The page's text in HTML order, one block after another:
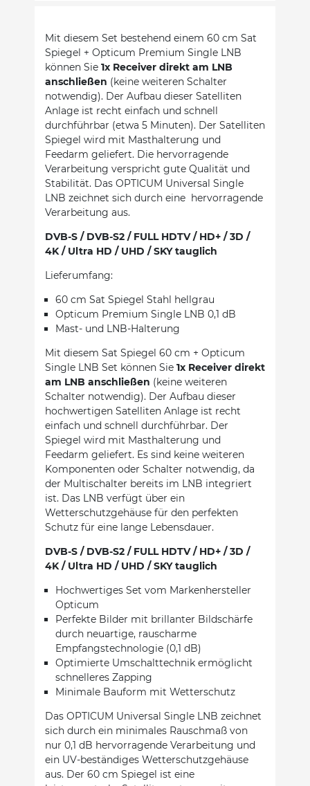
Mit diesem Set bestehend einem 60 cm Sat
Spiegel + Opticum Premium Single LNB
können Sie 1x Receiver direkt am LNB
anschließen (keine weiteren Schalter
notwendig). Der Aufbau dieser Satelliten
Anlage ist recht einfach und schnell
durchführbar (etwa 5 Minuten). Der Satelliten
Spiegel wird mit Masthalterung und
Feedarm geliefert. Die hervorragende
Verarbeitung verspricht gute Qualität und
Stabilität. Das OPTICUM Universal Single
LNB zeichnet sich durch eine hervorragende
Verarbeitung aus.
DVB-S / DVB-S2 / FULL HDTV / HD+ / 3D /
4K / Ultra HD / UHD / SKY tauglich
Lieferumfang:
60 cm Sat Spiegel Stahl hellgrau
Opticum Premium Single LNB 0,1 dB
Mast- und LNB-Halterung
Mit diesem Sat Spiegel 60 cm + Opticum
Single LNB Set können Sie 1x Receiver direkt
am LNB anschließen (keine weiteren
Schalter notwendig). Der Aufbau dieser
hochwertigen Satelliten Anlage ist recht
einfach und schnell durchführbar. Der
Spiegel wird mit Masthalterung und
Feedarm geliefert. Es sind keine weiteren
Komponenten oder Schalter notwendig, da
der Multischalter bereits im LNB integriert
ist. Das LNB verfügt über ein
Wetterschutzgehäuse für den perfekten
Schutz für eine lange Lebensdauer.
DVB-S / DVB-S2 / FULL HDTV / HD+ / 3D /
4K / Ultra HD / UHD / SKY tauglich
Hochwertiges Set vom Markenhersteller
Opticum
Perfekte Bilder mit brillanter Bildschärfe
durch neuartige, rauscharme
Empfangstechnologie (0,1 dB)
Optimierte Umschalttechnik ermöglicht
schnelleres Zapping
Minimale Bauform mit Wetterschutz
Das OPTICUM Universal Single LNB zeichnet
sich durch ein minimales Rauschmaß von
nur 0,1 dB hervorragende Verarbeitung und
ein UV-beständiges Wetterschutzgehäuse
aus. Der 60 cm Spiegel ist eine